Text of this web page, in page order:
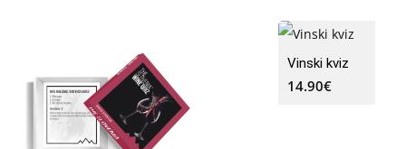
Vinski kviz
14.90€